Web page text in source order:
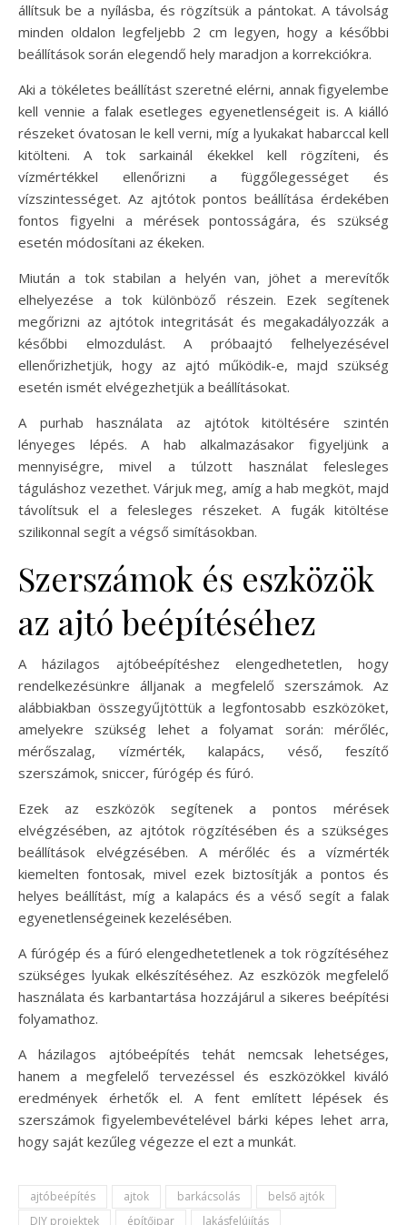
állítsuk be a nyílásba, és rögzítsük a pántokat. A távolság
minden oldalon legfeljebb 2 cm legyen, hogy a későbbi
beállítások során elegendő hely maradjon a korrekciókra.
Aki a tökéletes beállítást szeretné elérni, annak figyelembe
kell vennie a falak esetleges egyenetlenségeit is. A kiálló
részeket óvatosan le kell verni, míg a lyukakat habarccal kell
kitölteni. A tok sarkainál ékekkel kell rögzíteni, és
vízmértékkel ellenőrizni a függőlegességet és
vízszintességet. Az ajtótok pontos beállítása érdekében
fontos figyelni a mérések pontosságára, és szükség
esetén módosítani az ékeken.
Miután a tok stabilan a helyén van, jöhet a merevítők
elhelyezése a tok különböző részein. Ezek segítenek
megőrizni az ajtótok integritását és megakadályozzák a
későbbi elmozdulást. A próbaajtó felhelyezésével
ellenőrizhetjük, hogy az ajtó működik-e, majd szükség
esetén ismét elvégezhetjük a beállításokat.
A purhab használata az ajtótok kitöltésére szintén
lényeges lépés. A hab alkalmazásakor figyeljünk a
mennyiségre, mivel a túlzott használat felesleges
táguláshoz vezethet. Várjuk meg, amíg a hab megköt, majd
távolítsuk el a felesleges részeket. A fugák kitöltése
szilikonnal segít a végső simításokban.
Szerszámok és eszközök
az ajtó beépítéséhez
A házilagos ajtóbeépítéshez elengedhetetlen, hogy
rendelkezésünkre álljanak a megfelelő szerszámok. Az
alábbiakban összegyűjtöttük a legfontosabb eszközöket,
amelyekre szükség lehet a folyamat során: mérőléc,
mérőszalag, vízmérték, kalapács, véső, feszítő
szerszámok, sniccer, fúrógép és fúró.
Ezek az eszközök segítenek a pontos mérések
elvégzésében, az ajtótok rögzítésében és a szükséges
beállítások elvégzésében. A mérőléc és a vízmérték
kiemelten fontosak, mivel ezek biztosítják a pontos és
helyes beállítást, míg a kalapács és a véső segít a falak
egyenetlenségeinek kezelésében.
A fúrógép és a fúró elengedhetetlenek a tok rögzítéséhez
szükséges lyukak elkészítéséhez. Az eszközök megfelelő
használata és karbantartása hozzájárul a sikeres beépítési
folyamathoz.
A házilagos ajtóbeépítés tehát nemcsak lehetséges,
hanem a megfelelő tervezéssel és eszközökkel kiváló
eredmények érhetők el. A fent említett lépések és
szerszámok figyelembevételével bárki képes lehet arra,
hogy saját kezűleg végezze el ezt a munkát.
ajtóbeépítés ajtok barkácsolás
belső ajtók
DIY projektek
építőipar lakásfelújítás